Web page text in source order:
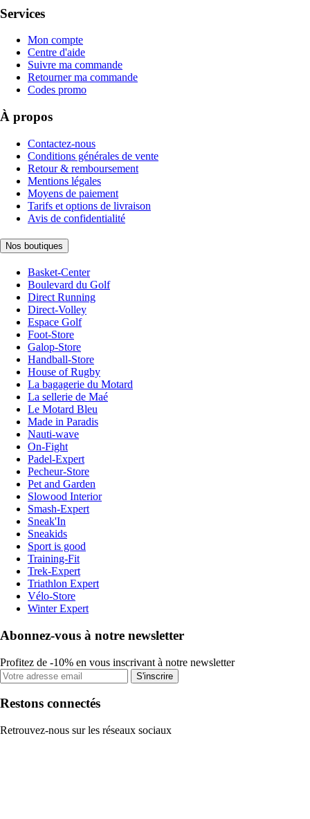
Services
Mon compte
Centre d'aide
Suivre ma commande
Retourner ma commande
Codes promo
À propos
Contactez-nous
Conditions générales de vente
Retour & remboursement
Mentions légales
Moyens de paiement
Tarifs et options de livraison
Avis de confidentialité
Nos boutiques
Basket-Center
Boulevard du Golf
Direct Running
Direct-Volley
Espace Golf
Foot-Store
Galop-Store
Handball-Store
House of Rugby
La bagagerie du Motard
La sellerie de Maé
Le Motard Bleu
Made in Paradis
Nauti-wave
On-Fight
Padel-Expert
Pecheur-Store
Pet and Garden
Slowood Interior
Smash-Expert
Sneak'In
Sneakids
Sport is good
Training-Fit
Trek-Expert
Triathlon Expert
Vélo-Store
Winter Expert
Abonnez-vous à notre newsletter
Profitez de -10% en vous inscrivant à notre newsletter
S'inscrire
Restons connectés
Retrouvez-nous sur les réseaux sociaux